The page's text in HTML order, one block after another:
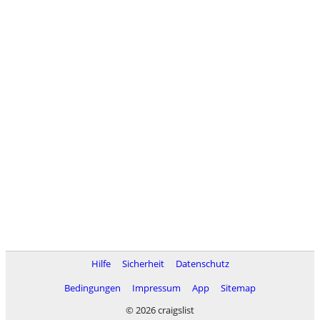
Hilfe Sicherheit
Datenschutz
Bedingungen
Impressum App
Sitemap
© 2026 craigslist